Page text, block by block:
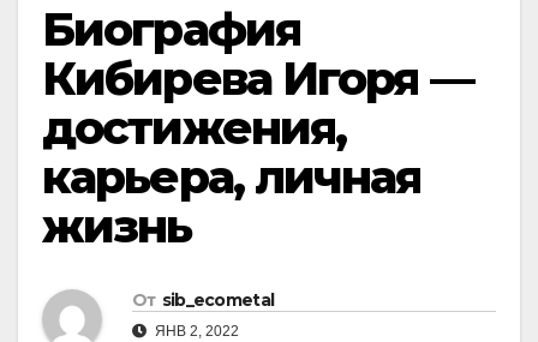
Биография
Кибирева Игоря —
достижения,
карьера, личная
жизнь
От sib_ecometal
ЯНВ 2, 2022